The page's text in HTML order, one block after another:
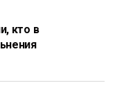
кто в